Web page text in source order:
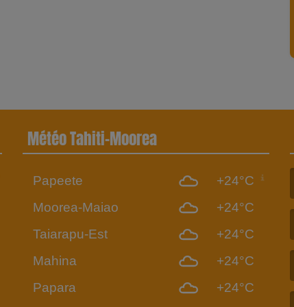
Météo Tahiti-Moorea
Papeete
+24°C
Moorea-Maiao
+24°C
Taiarapu-Est
+24°C
Mahina
+24°C
Papara
+24°C